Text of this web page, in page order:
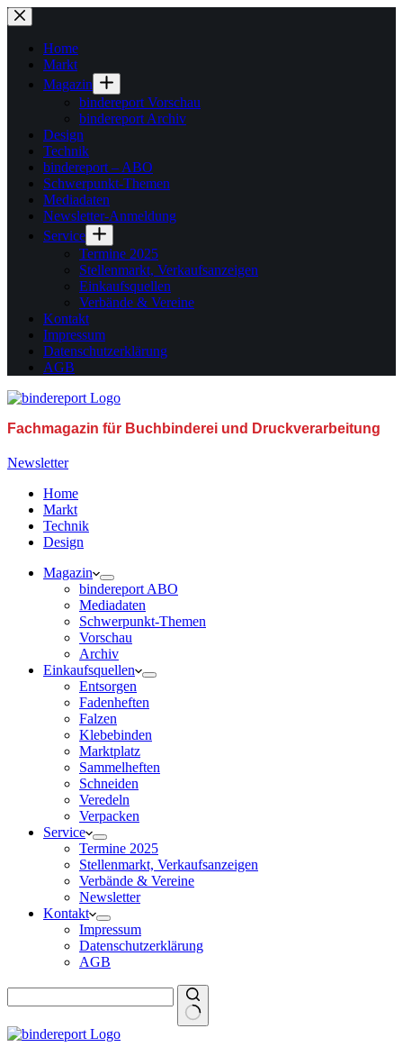
Zum
Inhalt
springenHome
Markt
Magazin
bindereport Vorschau
bindereport Archiv
Design
Technik
bindereport – ABO
Schwerpunkt-Themen
Mediadaten
Newsletter-Anmeldung
Service
Termine 2025
Stellenmarkt, Verkaufsanzeigen
Einkaufsquellen
Verbände & Vereine
Kontakt
Impressum
Datenschutzerklärung
AGB
Fachmagazin für Buchbinderei und Druckverarbeitung
Newsletter
Home
Markt
Technik
Design
Magazin
bindereport ABO
Mediadaten
Schwerpunkt-Themen
Vorschau
Archiv
Einkaufsquellen
Entsorgen
Fadenheften
Falzen
Klebebinden
Marktplatz
Sammelheften
Schneiden
Veredeln
Verpacken
Service
Termine 2025
Stellenmarkt, Verkaufsanzeigen
Verbände & Vereine
Newsletter
Kontakt
Impressum
Datenschutzerklärung
AGB